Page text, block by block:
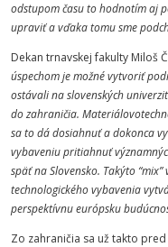
odstupom času to hodnotím aj
upraviť a vďaka tomu sme
Dekan trnavskej fakulty Miloš
úspechom je možné vytvoriť
ostávali na slovenských
do zahraničia.
sa to dá dosiahnuť a dokonca
vybaveniu pritiahnuť
späť na Slovensko. Takýto
technologického vybavenia
perspektívnu európsku
Zo zahraničia sa už takto